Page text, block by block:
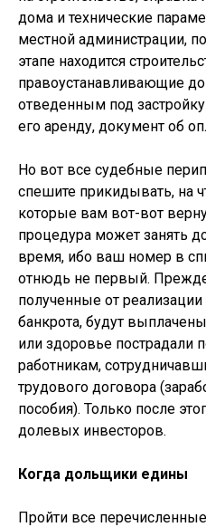
дома и технические
местной администрации,
этапе находится
правоустанавливающие
отведенным под
его аренду, документ об
Но вот все судебные
спешите прикидывать, на
которые вам вот-вот
процедура может занять
время, ибо ваш номер в
отнюдь не первый.
полученные от
банкрота, будут
или здоровье пострадали
работникам,
трудового договора
пособия). Только после
долевых инвесторов.
Когда дольщики едины
Пройти все